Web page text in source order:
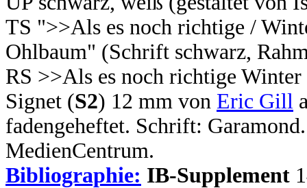
TS ">>Als es noch richtige /
Ohlbaum" (Schrift schwarz,
RS >>Als es noch richtige
Signet (S2) 12 mm von Eric Gill
fadengeheftet. Schrift:
MedienCentrum.
Bibliographie: IB-Supplement